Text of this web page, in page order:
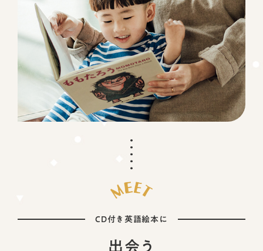
CD付き英語絵本に
出会う